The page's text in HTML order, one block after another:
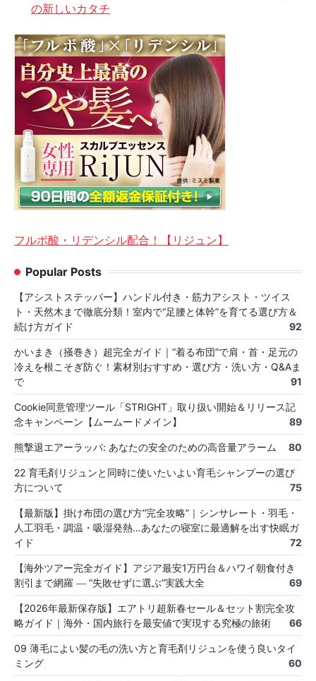
の新しいカタチ
フルボ酸・リデンシル配合！【リジュン】
Popular Posts
【アシストステッパー】ハンドル付き・筋力アシスト・ツイス
ト・天然木まで徹底分類！室内で“足腰と体幹”を育てる選び方＆
続け方ガイド
92
かいまき（掻巻き）超完全ガイド｜“着る布団”で肩・首・足元の
冷えを根こそぎ防ぐ！素材別おすすめ・選び方・洗い方・Q&Aま
で
91
Cookie同意管理ツール「STRIGHT」取り扱い開始＆リリース記
念キャンペーン【ムームードメイン】
89
熊撃退エアーラッパ: あなたの安全のための高音量アラーム 80
22 育毛剤リジュンと同時に使いたいよい育毛シャンプーの選び
方について
75
【最新版】掛け布団の選び方“完全攻略”｜シンサレート・羽毛・
人工羽毛・調温・吸湿発熱…あなたの寝室に最適解を出す快眠ガ
イド
72
【海外ツアー完全ガイド】アジア最安1万円台＆ハワイ朝食付き
割引まで網羅 ― “失敗せずに選ぶ”実践大全
69
【2026年最新保存版】エアトリ超新春セール＆セット割完全攻
略ガイド｜海外・国内旅行を最安値で実現する究極の旅術
66
09 薄毛によい髪の毛の洗い方と育毛剤リジュンを使う良いタイ
ミング
60